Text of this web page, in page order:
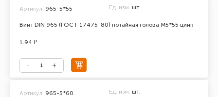
Винт DIN 965 (ГОСТ 17475-80) потайная голова М5*55 цинк
Артикул: 965-5*55 Ед. изм. шт.
1.94 ₽
Артикул: 965-5*60 Ед. изм. шт.